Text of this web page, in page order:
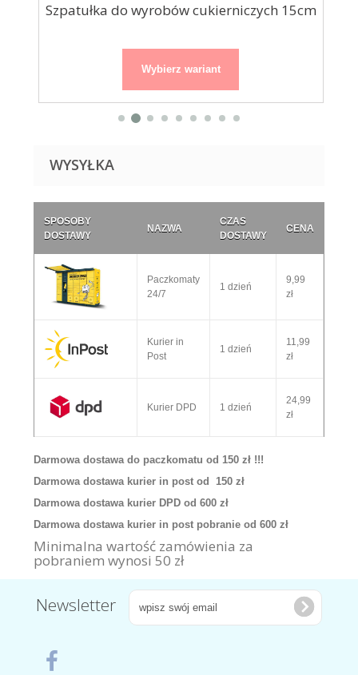
Szpatułka do wyrobów cukierniczych 15cm
Wybierz wariant
WYSYŁKA
SPOSOBY
DOSTAWY
NAZWA
CZAS
DOSTAWY
CENA
Paczkomaty
24/7
1 dzień
9,99
zł
Kurier in
Post
1 dzień
11,99
zł
Kurier DPD 1 dzień
24,99
zł
Darmowa dostawa do paczkomatu od 150 zł !!!
Darmowa dostawa kurier in post od 150 zł
Darmowa dostawa kurier DPD od 600 zł
Darmowa dostawa kurier in post pobranie od 600 zł
Minimalna wartość zamówienia za
pobraniem wynosi 50 zł
Newsletter